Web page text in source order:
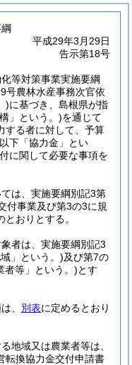
平成29年3月29日
告示第18号
等対策事業実施要綱
号農林水産事務次官依
)に基づき、島根県が指
」という。)を通じて
する者に対して、予算
下「協力金」とい
に関して必要な事項を
は、実施要綱別記3第
付事業及び第3の3に規
おりとする。
者は、実施要綱別記3
」という。)及び第7の
者等」という。)とす
、 別表に定めるとおり
地域又は農業者等は、
転換協力金交付申請書